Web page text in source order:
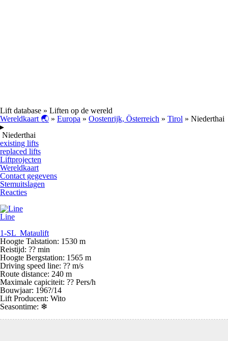
Lift database » Liften op de wereld
Wereldkaart 🌏 » Europa » Oostenrijk, Österreich » Tirol » Niederthai
▸
Niederthai
existing lifts
replaced lifts
Liftprojecten
Wereldkaart
Contact gegevens
Stemuitslagen
Reacties
Line
1-SL Mataulift
Hoogte Talstation: 1530 m
Reistijd: ?? min
Hoogte Bergstation: 1565 m
Driving speed line: ?? m/s
Route distance: 240 m
Maximale capiciteit: ?? Pers/h
Bouwjaar: 196?/14
Lift Producent: Wito
Seasontime: ❄